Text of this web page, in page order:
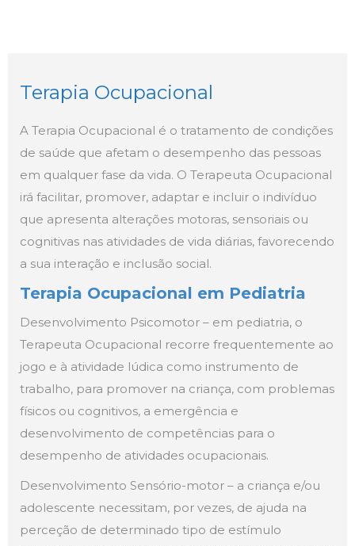
Terapia Ocupacional
A Terapia Ocupacional é o tratamento de condições
de saúde que afetam o desempenho das pessoas
em qualquer fase da vida. O Terapeuta Ocupacional
irá facilitar, promover, adaptar e incluir o indivíduo
que apresenta alterações motoras, sensoriais ou
cognitivas nas atividades de vida diárias, favorecendo
a sua interação e inclusão social.
Terapia Ocupacional em Pediatria
Desenvolvimento Psicomotor – em pediatria, o
Terapeuta Ocupacional recorre frequentemente ao
jogo e à atividade lúdica como instrumento de
trabalho, para promover na criança, com problemas
físicos ou cognitivos, a emergência e
desenvolvimento de competências para o
desempenho de atividades ocupacionais.
Desenvolvimento Sensório-motor – a criança e/ou
adolescente necessitam, por vezes, de ajuda na
perceção de determinado tipo de estímulo